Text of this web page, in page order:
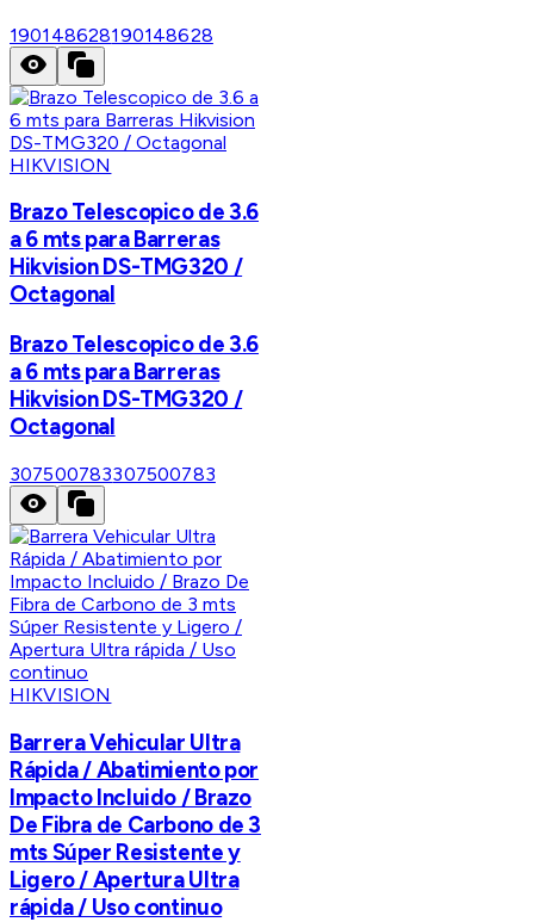
190148628190148628
HIKVISION
Brazo Telescopico de 3.6
a 6 mts para Barreras
Hikvision DS-TMG320 /
Octagonal
Brazo Telescopico de 3.6
a 6 mts para Barreras
Hikvision DS-TMG320 /
Octagonal
307500783307500783
HIKVISION
Barrera Vehicular Ultra
Rápida / Abatimiento por
Impacto Incluido / Brazo
De Fibra de Carbono de 3
mts Súper Resistente y
Ligero / Apertura Ultra
rápida / Uso continuo